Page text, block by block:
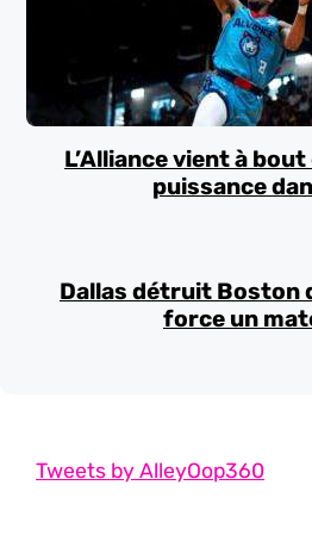
L’Alliance vient à
puissance
Dallas détruit Boston
force un
Tweets by AlleyOop360